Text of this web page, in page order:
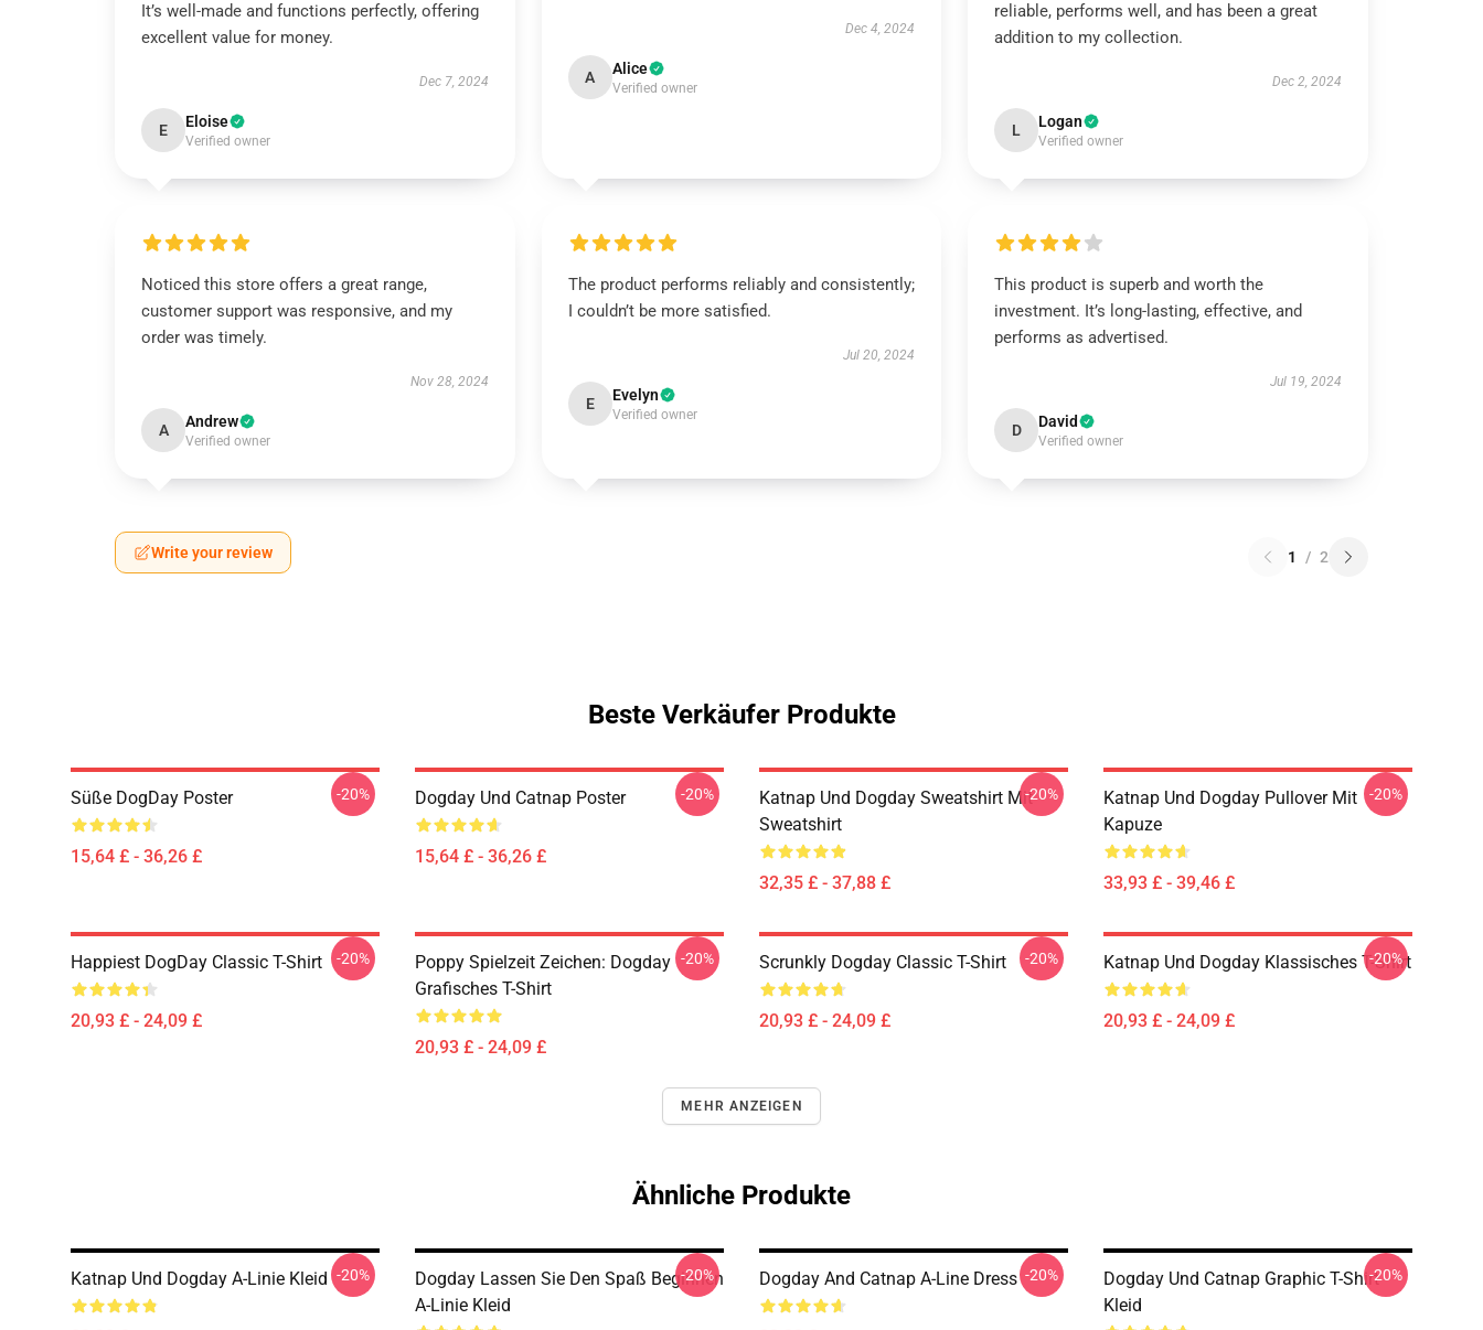
It’s well-made and functions perfectly, offering
excellent value for money.
Dec 7, 2024
E Eloise
Verified owner
Dec 4, 2024
A Alice
Verified owner
reliable, performs well, and has been a great
addition to my collection.
Dec 2, 2024
L Logan
Verified owner
Noticed this store offers a great range,
customer support was responsive, and my
order was timely.
Nov 28, 2024
A Andrew
Verified owner
The product performs reliably and consistently;
I couldn’t be more satisfied.
Jul 20, 2024
E Evelyn
Verified owner
This product is superb and worth the
investment. It’s long-lasting, effective, and
performs as advertised.
Jul 19, 2024
D David
Verified owner
Write your review 1 / 2
Beste Verkäufer Produkte
Süße DogDay Poster
15,64 £ - 36,26 £
-20% Dogday Und Catnap Poster
15,64 £ - 36,26 £
-20%
Katnap Und Dogday Sweatshirt Mit
Sweatshirt
32,35 £ - 37,88 £
-20%
Katnap Und Dogday Pullover Mit
Kapuze
33,93 £ - 39,46 £
-20%
Happiest DogDay Classic T-Shirt
20,93 £ - 24,09 £
-20%
Poppy Spielzeit Zeichen: Dogday
Grafisches T-Shirt
20,93 £ - 24,09 £
-20% Scrunkly Dogday Classic T-Shirt
20,93 £ - 24,09 £
-20% Katnap Und Dogday Klassisches T-Shirt
20,93 £ - 24,09 £
-20%
MEHR ANZEIGEN
Ähnliche Produkte
Katnap Und Dogday A-Linie Kleid -20%
Dogday Lassen Sie Den Spaß Beginnen
A-Linie Kleid
-20% Dogday And Catnap A-Line Dress -20%
Dogday Und Catnap Graphic T-Shirt
Kleid
-20%